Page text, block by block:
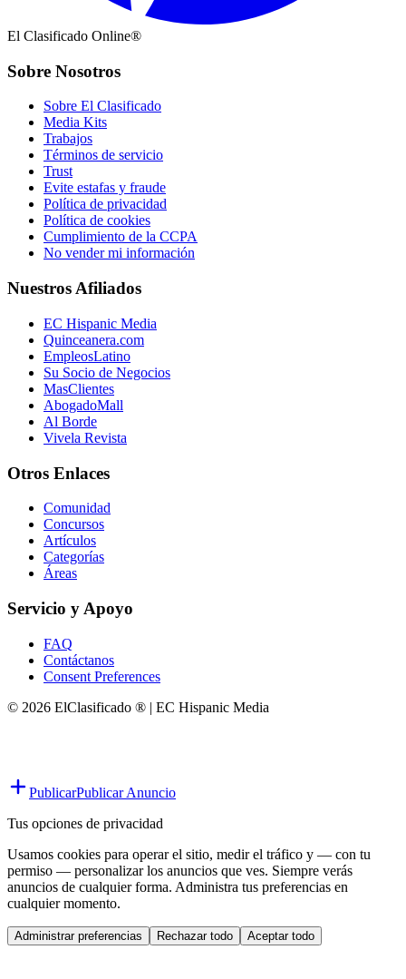
El Clasificado Online®
Sobre Nosotros
Sobre El Clasificado
Media Kits
Trabajos
Términos de servicio
Trust
Evite estafas y fraude
Política de privacidad
Política de cookies
Cumplimiento de la CCPA
No vender mi información
Nuestros Afiliados
EC Hispanic Media
Quinceanera.com
EmpleosLatino
Su Socio de Negocios
MasClientes
AbogadoMall
Al Borde
Vivela Revista
Otros Enlaces
Comunidad
Concursos
Artículos
Categorías
Áreas
Servicio y Apoyo
FAQ
Contáctanos
Consent Preferences
© 2026 ElClasificado ® | EC Hispanic Media
PublicarPublicar Anuncio
Tus opciones de privacidad
Usamos cookies para operar el sitio, medir el tráfico y — con tu
permiso — personalizar los anuncios que ves. Siempre verás
anuncios de cualquier forma. Administra tus preferencias en
cualquier momento.
Administrar preferencias Rechazar todo Aceptar todo